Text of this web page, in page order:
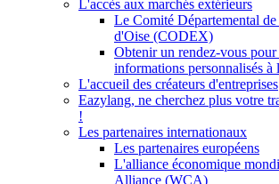
L'accès aux marchés extérieurs
Le Comité Départemental
d'Oise (CODEX)
Obtenir un rendez-vous pour
informations personnalisés à
L'accueil des créateurs d'entreprises
Eazylang, ne cherchez plus votre
!
Les partenaires internationaux
Les partenaires européens
L'alliance économique
Alliance (WCA)